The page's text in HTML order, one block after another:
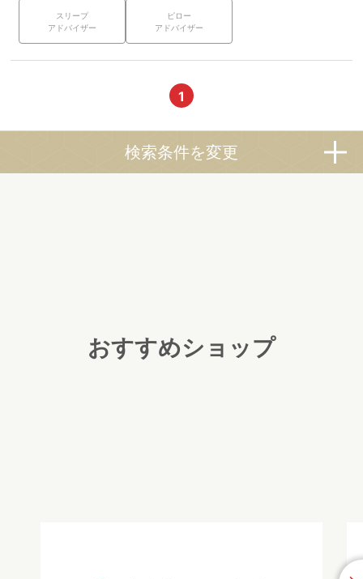
スリープ
アドバイザー
ピロー
アドバイザー
1
検索条件を変更
おすすめショップ